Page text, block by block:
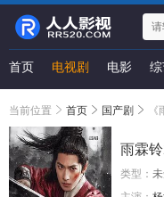
首页 电视剧 电影
当前位置 首页 国产剧
雨霖
类型：